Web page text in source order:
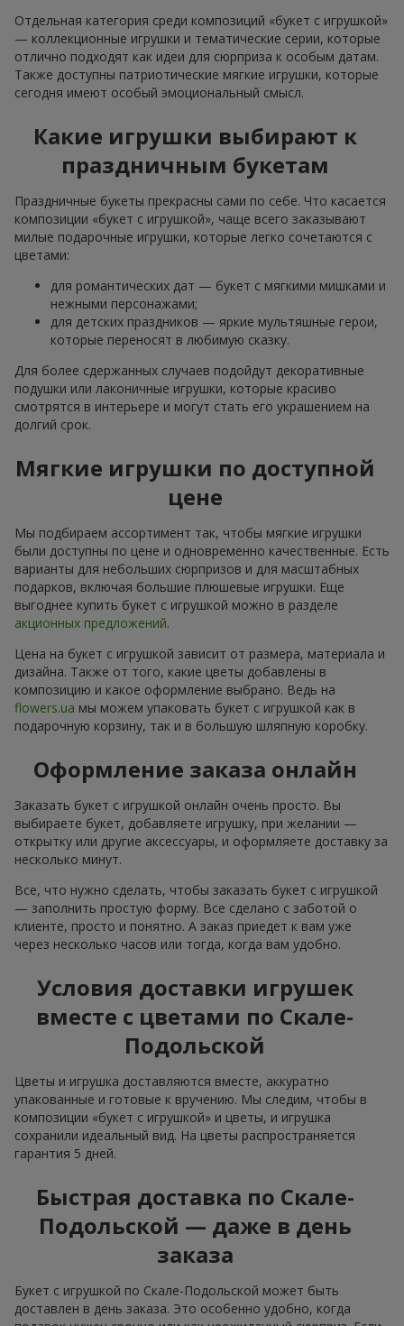
Отдельная категория среди композиций «букет с игрушкой»
— коллекционные игрушки и тематические серии, которые
отлично подходят как идеи для сюрприза к особым датам.
Также доступны патриотические мягкие игрушки, которые
сегодня имеют особый эмоциональный смысл.
Какие игрушки выбирают к
праздничным букетам
Праздничные букеты прекрасны сами по себе. Что касается
композиции «букет с игрушкой», чаще всего заказывают
милые подарочные игрушки, которые легко сочетаются с
цветами:
для романтических дат — букет с мягкими мишками и
нежными персонажами;
для детских праздников — яркие мультяшные герои,
которые переносят в любимую сказку.
Для более сдержанных случаев подойдут декоративные
подушки или лаконичные игрушки, которые красиво
смотрятся в интерьере и могут стать его украшением на
долгий срок.
Мягкие игрушки по доступной
цене
Мы подбираем ассортимент так, чтобы мягкие игрушки
были доступны по цене и одновременно качественные. Есть
варианты для небольших сюрпризов и для масштабных
подарков, включая большие плюшевые игрушки. Еще
выгоднее купить букет с игрушкой можно в разделе
акционных предложений.
Цена на букет с игрушкой зависит от размера, материала и
дизайна. Также от того, какие цветы добавлены в
композицию и какое оформление выбрано. Ведь на
flowers.ua мы можем упаковать букет с игрушкой как в
подарочную корзину, так и в большую шляпную коробку.
Оформление заказа онлайн
Заказать букет с игрушкой онлайн очень просто. Вы
выбираете букет, добавляете игрушку, при желании —
открытку или другие аксессуары, и оформляете доставку за
несколько минут.
Все, что нужно сделать, чтобы заказать букет с игрушкой
— заполнить простую форму. Все сделано с заботой о
клиенте, просто и понятно. А заказ приедет к вам уже
через несколько часов или тогда, когда вам удобно.
Условия доставки игрушек
вместе с цветами по Скале-
Подольской
Цветы и игрушка доставляются вместе, аккуратно
упакованные и готовые к вручению. Мы следим, чтобы в
композиции «букет с игрушкой» и цветы, и игрушка
сохранили идеальный вид. На цветы распространяется
гарантия 5 дней.
Быстрая доставка по Скале-
Подольской — даже в день
заказа
Букет с игрушкой по Скале-Подольской может быть
доставлен в день заказа. Это особенно удобно, когда